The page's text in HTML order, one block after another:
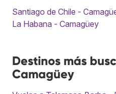
Santiago de Chile -
La Habana - Camagüey
Destinos más
Camagüey